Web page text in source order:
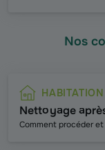
Nos
HABITATION
Nettoyage
Comment procéder